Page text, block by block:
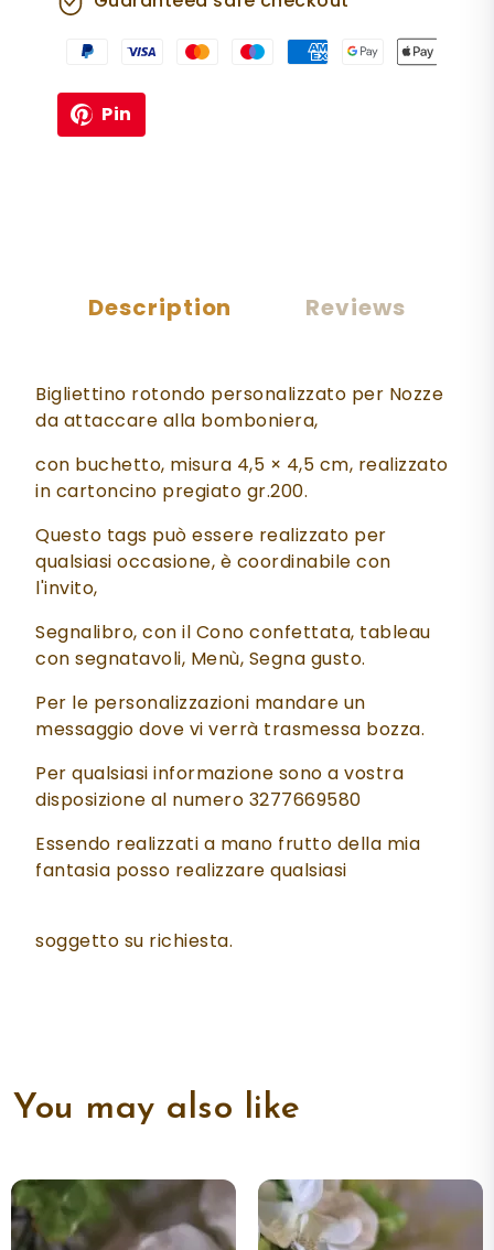
Pin
Description Reviews
Bigliettino rotondo personalizzato per Nozze
da attaccare alla bomboniera,
con buchetto, misura 4,5 × 4,5 cm, realizzato
in cartoncino pregiato gr.200.
Questo tags può essere realizzato per
qualsiasi occasione, è coordinabile con
l'invito,
Segnalibro, con il Cono confettata, tableau
con segnatavoli, Menù, Segna gusto.
Per le personalizzazioni mandare un
messaggio dove vi verrà trasmessa bozza.
Per qualsiasi informazione sono a vostra
disposizione al numero 3277669580
Essendo realizzati a mano frutto della mia
fantasia posso realizzare qualsiasi
soggetto su richiesta.
You may also like